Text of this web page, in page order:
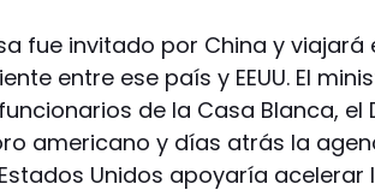
fue invitado por China y viajará
entre ese país y EEUU. El
de la Casa Blanca,
americano y días atrás la
Unidos apoyaría